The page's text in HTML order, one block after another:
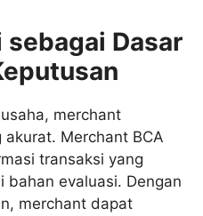
sebagai Dasar
merchant
Merchant BCA
transaksi yang
bahan evaluasi. Dengan
merchant dapat